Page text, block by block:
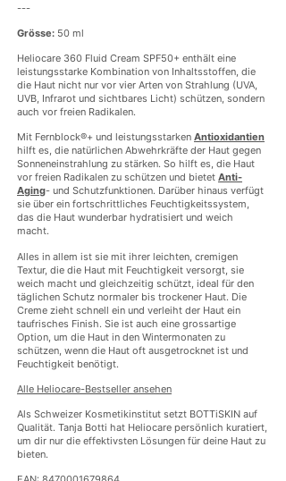
---
Grösse: 50 ml
Heliocare 360 Fluid Cream SPF50+ enthält eine
leistungsstarke Kombination von Inhaltsstoffen, die
die Haut nicht nur vor vier Arten von Strahlung (UVA,
UVB, Infrarot und sichtbares Licht) schützen, sondern
auch vor freien Radikalen.
Mit Fernblock®+ und leistungsstarken Antioxidantien
hilft es, die natürlichen Abwehrkräfte der Haut gegen
Sonneneinstrahlung zu stärken. So hilft es, die Haut
vor freien Radikalen zu schützen und bietet Anti-
Aging- und Schutzfunktionen. Darüber hinaus verfügt
sie über ein fortschrittliches Feuchtigkeitssystem,
das die Haut wunderbar hydratisiert und weich
macht.
Alles in allem ist sie mit ihrer leichten, cremigen
Textur, die die Haut mit Feuchtigkeit versorgt, sie
weich macht und gleichzeitig schützt, ideal für den
täglichen Schutz normaler bis trockener Haut. Die
Creme zieht schnell ein und verleiht der Haut ein
taufrisches Finish. Sie ist auch eine grossartige
Option, um die Haut in den Wintermonaten zu
schützen, wenn die Haut oft ausgetrocknet ist und
Feuchtigkeit benötigt.
Alle Heliocare-Bestseller ansehen
Als Schweizer Kosmetikinstitut setzt BOTTiSKIN auf
Qualität. Tanja Botti hat Heliocare persönlich kuratiert,
um dir nur die effektivsten Lösungen für deine Haut zu
bieten.